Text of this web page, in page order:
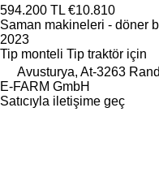
594.200 TL €10.810
Saman makineleri - döner
2023
Tip monteli Tip traktör için
Avusturya, At-3263
E-FARM GmbH
Satıcıyla iletişime geç